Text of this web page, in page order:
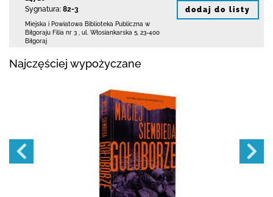
Sygnatura: 82-3
Miejska i Powiatowa Biblioteka Publiczna w
Biłgoraju Filia nr 3
ul. Włosiankarska 5 23-400
Biłgoraj
dodaj do listy
Najczęściej wypożyczane